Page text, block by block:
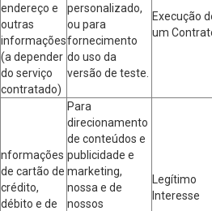
endereço e
outras
informações
(a depender
do serviço
contratado)
personalizado,
ou para
fornecimento
do uso da
versão de teste.
Execução
um
nformações
de cartão de
crédito,
débito e de
Para
direcionamento
de conteúdos e
publicidade e
marketing,
nossa e de
nossos
Legítimo
Interesse